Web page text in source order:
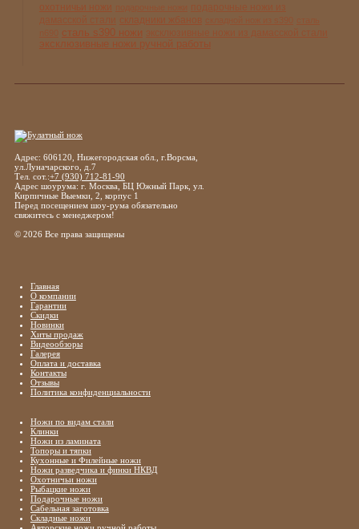
охотничьи ножи
складники жбанов
сталь s390 ножи
эксклюзивные ножи ручной работы
Адрес: 606120, Нижегородская обл., г.Ворсма,
ул.Луначарского, д.7
Тел. сот.:+7 (930) 712-81-90
Адрес шоурума: г. Москва, БЦ Южный Парк, ул.
Кирпичные Выемки, 2, корпус 1
Перед посещением шоу-рума обязательно
свяжитесь с менеджером!
© 2026 Все права защищены
Главная
О компании
Гарантии
Скидки
Новинки
Хиты продаж
Видеообзоры
Галерея
Оплата и доставка
Контакты
Отзывы
Политика конфиденциальности
Ножи по видам стали
Клинки
Ножи из ламината
Топоры и тяпки
Кухонные и Филейные ножи
Ножи разведчика и финки НКВД
Охотничьи ножи
Рыбацкие ножи
Подарочные ножи
Сабельная заготовка
Складные ножи
Авторские ножи ручной работы